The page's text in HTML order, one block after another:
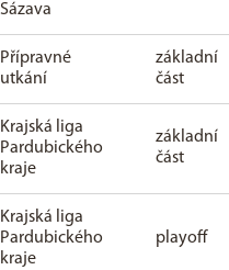
Sázava
Přípravné
utkání
základní
část
Krajská liga
Pardubického
kraje
základní
část
Krajská liga
Pardubického
kraje
playoff